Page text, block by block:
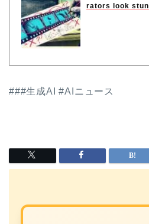
rators look
###生成AI #AIニュース